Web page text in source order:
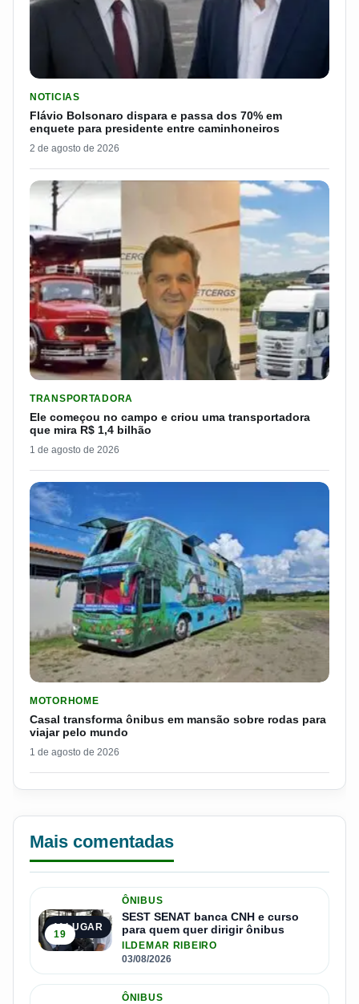
NOTICIAS
Flávio Bolsonaro dispara e passa dos 70% em
enquete para presidente entre caminhoneiros
2 de agosto de 2026
TRANSPORTADORA
Ele começou no campo e criou uma transportadora
que mira R$ 1,4 bilhão
1 de agosto de 2026
MOTORHOME
Casal transforma ônibus em mansão sobre rodas para
viajar pelo mundo
1 de agosto de 2026
Mais comentadas
1º LUGAR
19
ÔNIBUS
SEST SENAT banca CNH e curso
para quem quer dirigir ônibus
ILDEMAR RIBEIRO
03/08/2026
ÔNIBUS